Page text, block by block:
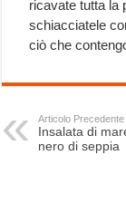
ricavate tutta la
schiacciatele
ciò che
Articolo Precedente
Insalata di
nero di seppia